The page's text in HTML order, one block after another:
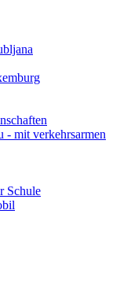
- mit verkehrsarmen
Schule